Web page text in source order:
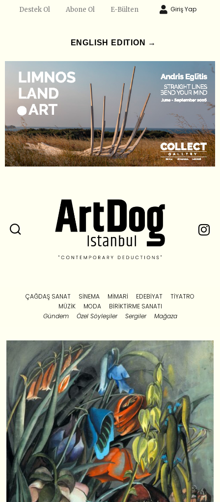
Destek Ol Abone Ol E-Bülten Giriş Yap
ENGLISH EDITION →
ÇAĞDAŞ SANAT SINEMA MIMARI EDEBIYAT
TIYATRO
MÜZIK
MODA
BIRIKTIRME SANATI
Gündem
Özel Söyleşiler Sergiler Mağaza